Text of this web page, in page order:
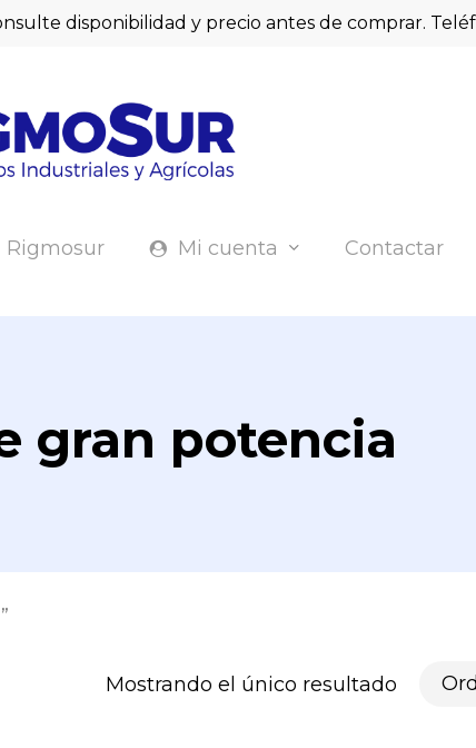
disponibilidad y precio antes de comprar.
Rigmosur Mi cuenta Contactar
gran potencia
Mostrando el único resultado